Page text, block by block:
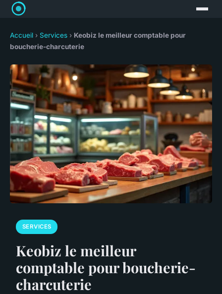
Accueil › Services › Keobiz le meilleur comptable pour
boucherie-charcuterie
SERVICES
Keobiz le meilleur
comptable pour boucherie-
charcuterie